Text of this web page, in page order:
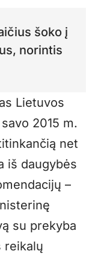
šoko į
norintis
Lietuvos
2015 m.
net
iš daugybės
–
su prekyba
reikalų